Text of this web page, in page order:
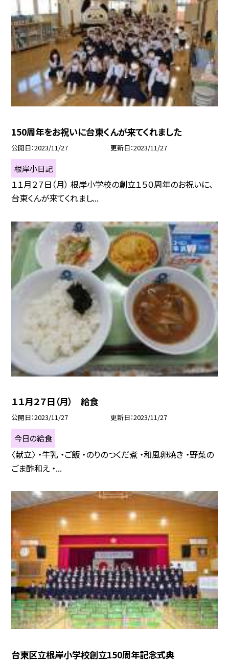
150周年をお祝いに台東くんが来てくれました
公開日 2023/11/27 更新日 2023/11/27
根岸小日記
１１月２７日（月） 根岸小学校の創立１５０周年のお祝いに、
台東くんが来てくれまし...
１１月２７日（月） 給食
公開日 2023/11/27 更新日 2023/11/27
今日の給食
〈献立〉 ・牛乳 ・ご飯 ・のりのつくだ煮 ・和風卵焼き ・野菜の
ごま酢和え ・...
台東区立根岸小学校創立150周年記念式典